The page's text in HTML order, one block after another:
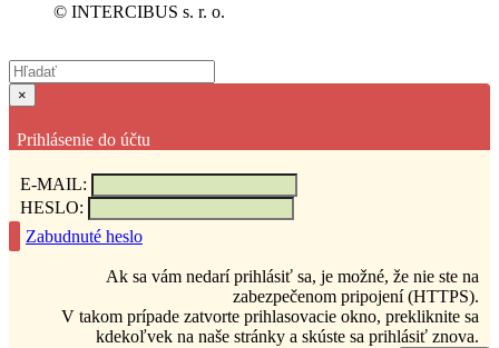
© INTERCIBUS s. r. o.
×
Prihlásenie do účtu
E-MAIL:
HESLO:
Zabudnuté heslo
Ak sa vám nedarí prihlásiť sa, je možné, že nie ste na
zabezpečenom pripojení (HTTPS).
V takom prípade zatvorte prihlasovacie okno, prekliknite sa
kdekoľvek na naše stránky a skúste sa prihlásiť znova.